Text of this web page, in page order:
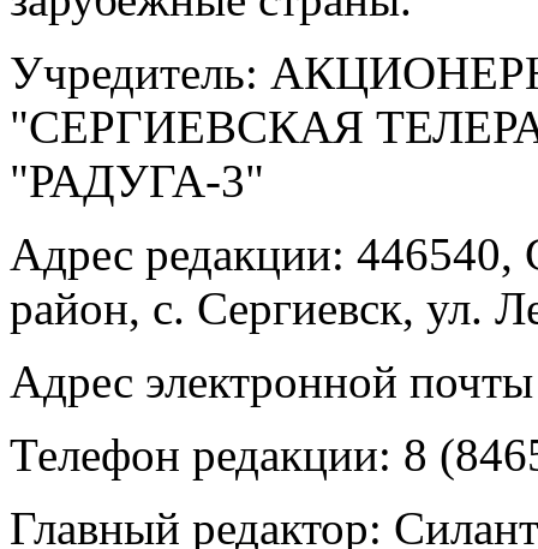
Учредитель:
"СЕРГИЕВСКАЯ
"РАДУГА-3"
Адрес редакции: 446540,
район, с. Сергиевск, ул.
Адрес электронной
Телефон редакции: 8
Главный редактор: